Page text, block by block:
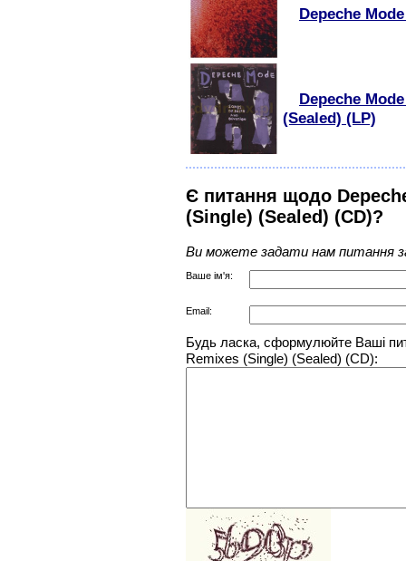
Depeche
Depeche
(Sealed) (LP)
Є питання щодо
(Single) (Sealed) (CD)?
Ви можете задати нам питання
Ваше ім'я:
Email:
Будь ласка, сформулюйте Ваші
Remixes (Single) (Sealed) (CD):